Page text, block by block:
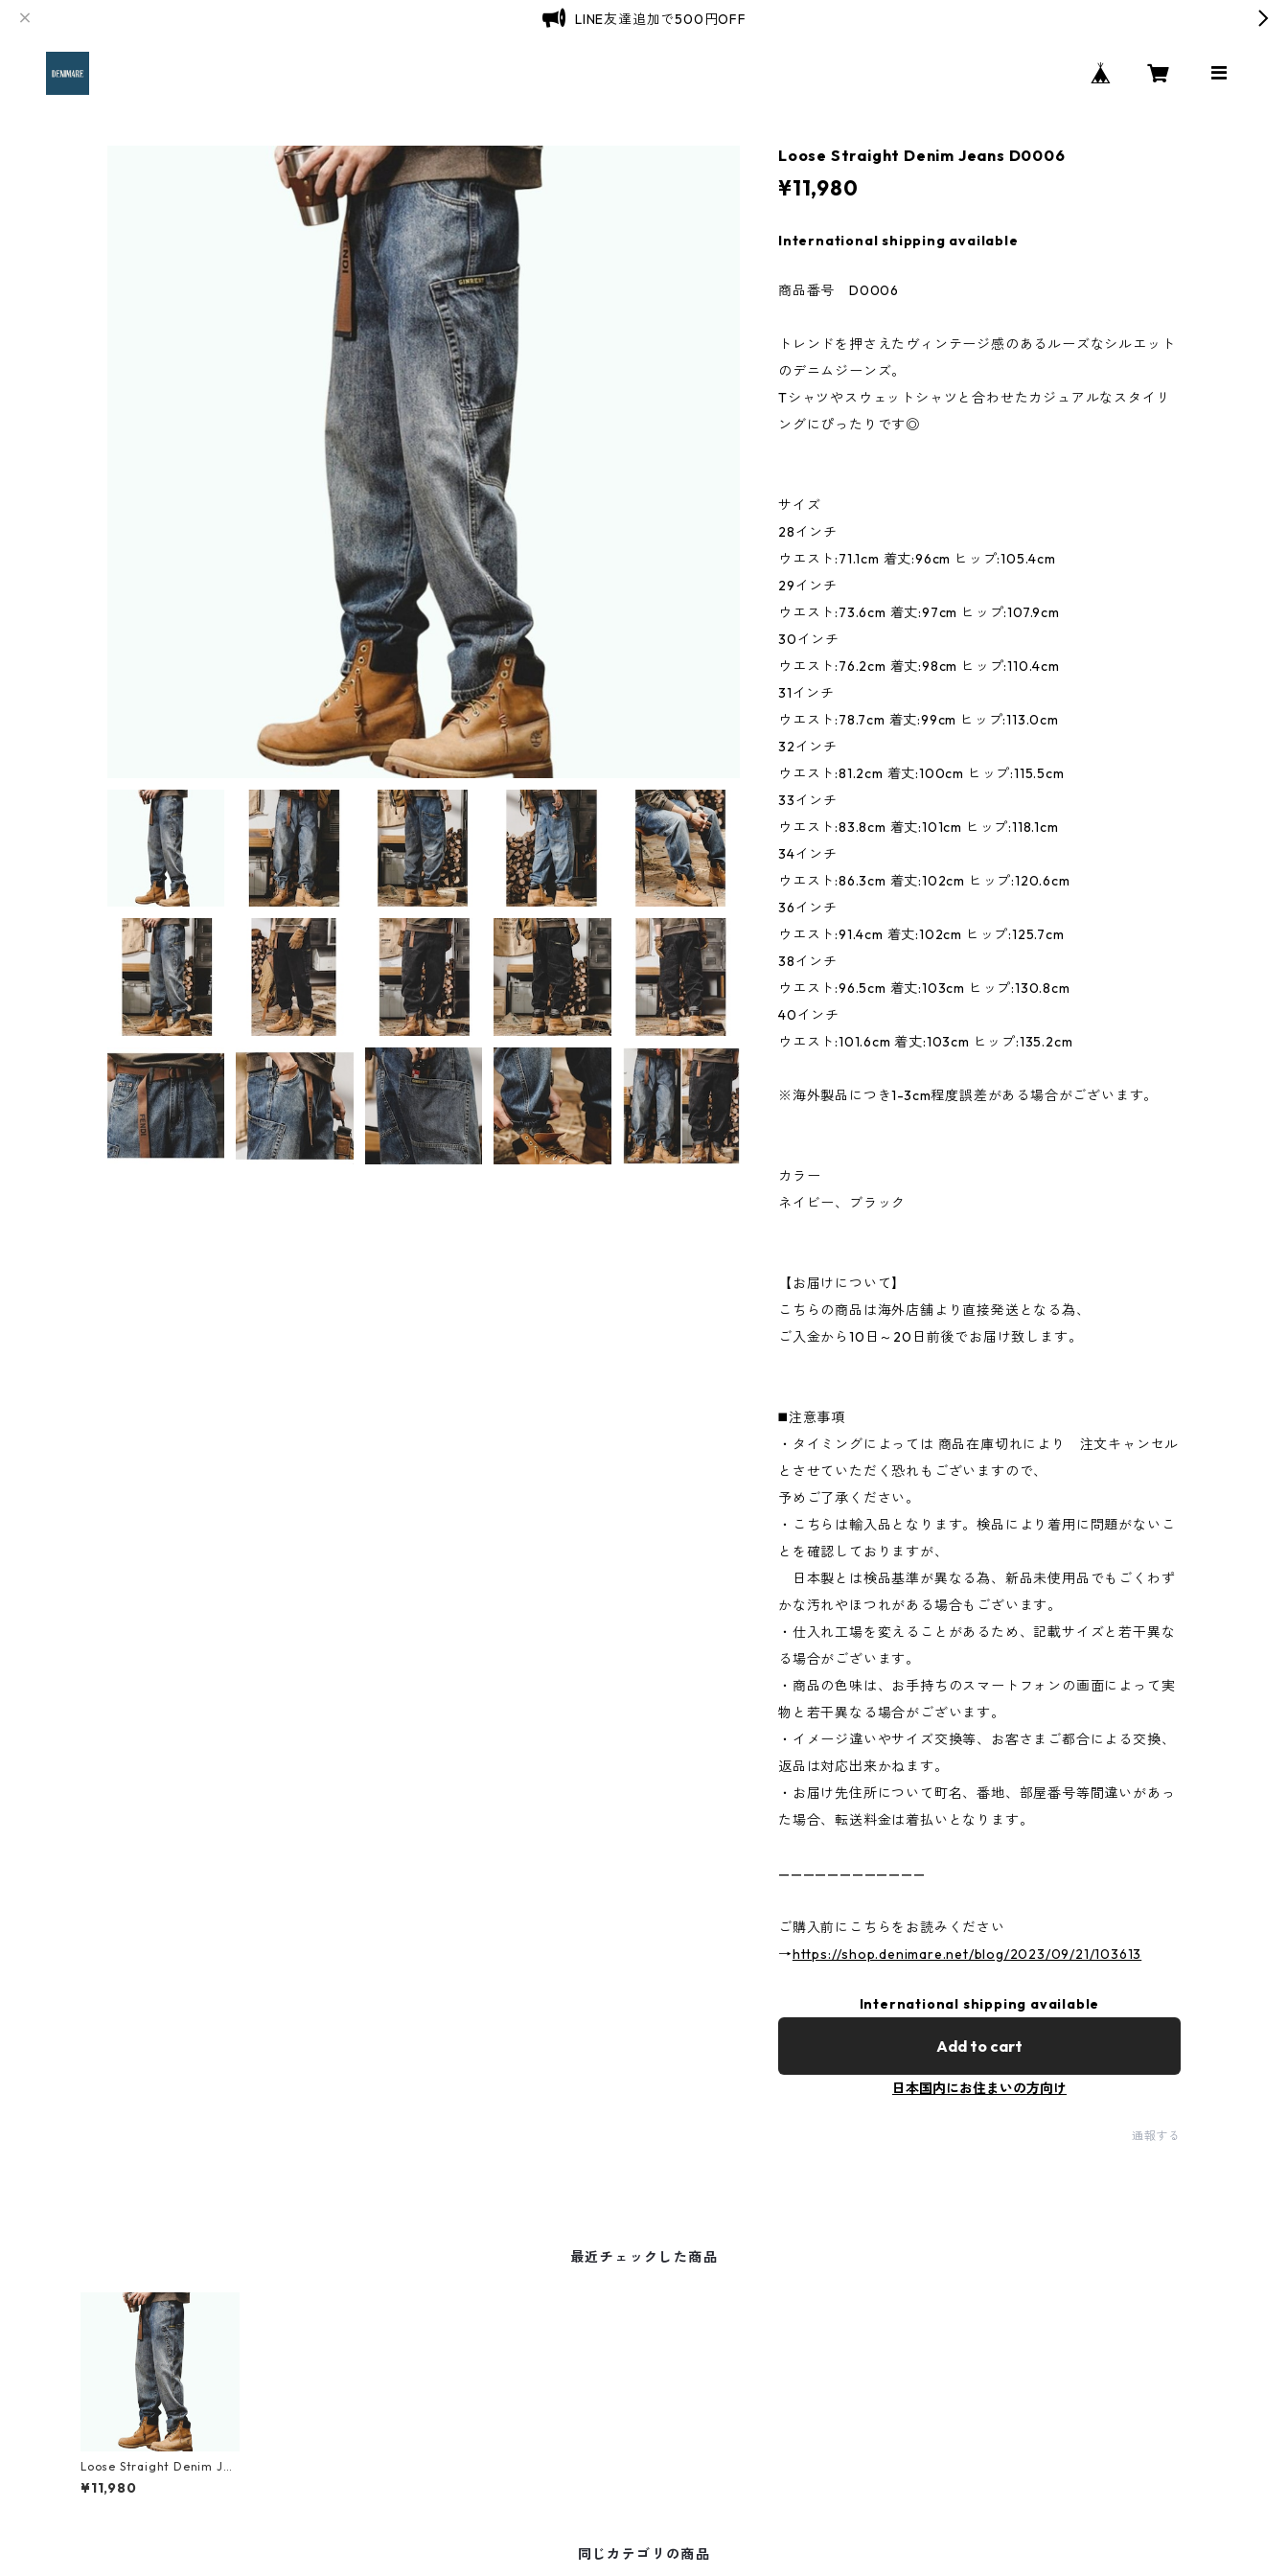
LINE友達追加で500円OFF
Loose Straight Denim Jeans D0006
¥11,980
International shipping available
商品番号 D0006
トレンドを押さえたヴィンテージ感のあるルーズなシルエット
のデニムジーンズ。
Tシャツやスウェットシャツと合わせたカジュアルなスタイリ
ングにぴったりです◎
サイズ
28インチ
ウエスト:71.1cm 着丈:96cm ヒップ:105.4cm
29インチ
ウエスト:73.6cm 着丈:97cm ヒップ:107.9cm
30インチ
ウエスト:76.2cm 着丈:98cm ヒップ:110.4cm
31インチ
ウエスト:78.7cm 着丈:99cm ヒップ:113.0cm
32インチ
ウエスト:81.2cm 着丈:100cm ヒップ:115.5cm
33インチ
ウエスト:83.8cm 着丈:101cm ヒップ:118.1cm
34インチ
ウエスト:86.3cm 着丈:102cm ヒップ:120.6cm
36インチ
ウエスト:91.4cm 着丈:102cm ヒップ:125.7cm
38インチ
ウエスト:96.5cm 着丈:103cm ヒップ:130.8cm
40インチ
ウエスト:101.6cm 着丈:103cm ヒップ:135.2cm
※海外製品につき1-3cm程度誤差がある場合がございます。
カラー
ネイビー、ブラック
【お届けについて】
こちらの商品は海外店舗より直接発送となる為、
ご入金から10日～20日前後でお届け致します。
◼️注意事項
・タイミングによっては 商品在庫切れにより 注文キャンセル
とさせていただく恐れもございますので、
予めご了承ください。
・こちらは輸入品となります。検品により着用に問題がないこ
とを確認しておりますが、
日本製とは検品基準が異なる為、新品未使用品でもごくわず
かな汚れやほつれがある場合もございます。
・仕入れ工場を変えることがあるため、記載サイズと若干異な
る場合がございます。
・商品の色味は、お手持ちのスマートフォンの画面によって実
物と若干異なる場合がございます。
・イメージ違いやサイズ交換等、お客さまご都合による交換、
返品は対応出来かねます。
・お届け先住所について町名、番地、部屋番号等間違いがあっ
た場合、転送料金は着払いとなります。
————————————
ご購入前にこちらをお読みください
→https://shop.denimare.net/blog/2023/09/21/103613
International shipping available
Add to cart
日本国内にお住まいの方向け
通報する
最近チェックした商品
Loose Straight Denim Jea
ns D0006
¥11,980
同じカテゴリの商品